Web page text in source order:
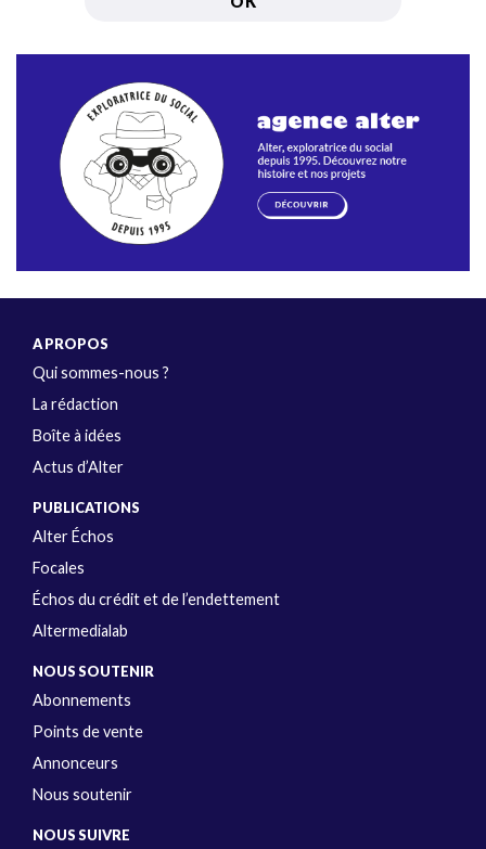
A PROPOS
Qui sommes-nous ?
La rédaction
Boîte à idées
Actus d’Alter
PUBLICATIONS
Alter Échos
Focales
Échos du crédit et de l’endettement
Altermedialab
NOUS SOUTENIR
Abonnements
Points de vente
Annonceurs
Nous soutenir
NOUS SUIVRE